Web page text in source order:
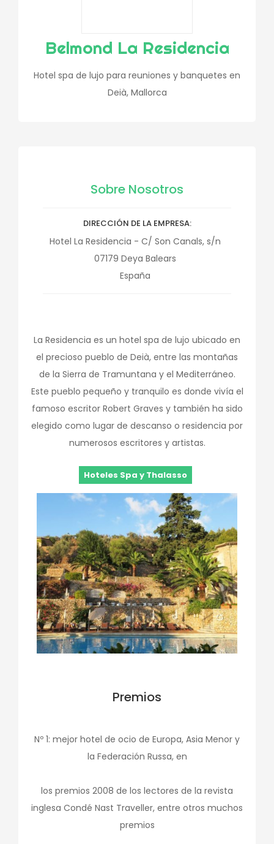
Belmond La Residencia
Hotel spa de lujo para reuniones y banquetes en
Deià, Mallorca
Sobre Nosotros
DIRECCIÓN DE LA EMPRESA
Hotel La Residencia - C/ Son Canals, s/n
07179 Deya Balears
España
La Residencia es un hotel spa de lujo ubicado en
el precioso pueblo de Deià, entre las montañas
de la Sierra de Tramuntana y el Mediterráneo.
Este pueblo pequeño y tranquilo es donde vivía el
famoso escritor Robert Graves y también ha sido
elegido como lugar de descanso o residencia por
numerosos escritores y artistas.
Hoteles Spa y Thalasso
Premios
Nº 1: mejor hotel de ocio de Europa, Asia Menor y
la Federación Russa, en
los premios 2008 de los lectores de la revista
inglesa Condé Nast Traveller, entre otros muchos
premios